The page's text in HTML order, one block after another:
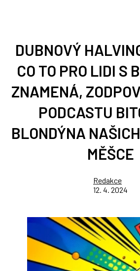
DUBNOVÝ
CO TO PRO LIDI S
ZNAMENÁ,
PODCASTU
BLONDÝNA
MĚŠCE
Redakce
12. 4. 2024